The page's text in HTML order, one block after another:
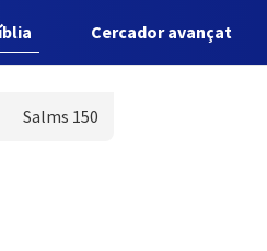
Cercador avançat
Salms 150